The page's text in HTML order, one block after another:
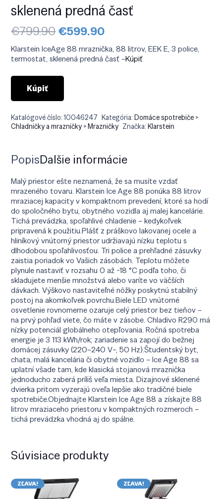
sklenená predná časť
€799.90Pôvodná
cena
bola:
€799.90.
€599.90Aktuálna
je:
€599.90.
Klarstein IceAge 88 mraznička, 88 litrov, EEK E, 3 police,
termostat, sklenená predná časť –Kúpiť
Kúpiť
Katalógové číslo:10046247 Kategória:Domáce spotrebiče >
Chladničky a mrazničky > Mrazničky Značka:Klarstein
PopisĎalšie informácie
Malý priestor ešte neznamená, že sa musíte vzdať
mrazeného tovaru. Klarstein Ice Age 88 ponúka 88 litrov
mraziacej kapacity v kompaktnom prevedení, ktoré sa hodí
do spoločného bytu, obytného vozidla aj malej kancelárie.
Tichá prevádzka, spoľahlivé chladenie – kedykoľvek
pripravená k použitiu.Plášť z práškovo lakovanej ocele a
hliníkový vnútorný priestor udržiavajú nízku teplotu s
dlhodobou spoľahlivosťou. Tri police a prehľadné zásuvky
zaistia poriadok vo Vašich zásobách. Teplotu môžete
plynule nastaviť v rozsahu 0 až −18 °C podľa toho, či
skladujete menšie množstvá alebo varíte vo väčších
dávkach. Výškovo nastaviteľné nôžky poskytnú stabilný
postoj na akomkoľvek povrchu.Biele LED vnútorné
osvetlenie rovnomerne ozaruje celý priestor bez tieňov –
na prvý pohľad viete, čo máte v zásobe. Chladivo R290 má
nízky potenciál globálneho otepľovania. Ročná spotreba
energie je 3 113 kWh/rok; zariadenie sa zapojí do bežnej
domácej zásuvky (220–240 V~, 50 Hz).Študentský byt,
chata, malá kancelária či obytné vozidlo – Ice Age 88 sa
uplatní všade tam, kde klasická stojanová mraznička
jednoducho zaberá príliš veľa miesta. Dizajnové sklenené
dvierka pritom vyzerajú oveľa lepšie ako tradičné biele
spotrebiče.Objednajte Klarstein Ice Age 88 a získajte 88
litrov mraziaceho priestoru v kompaktných rozmeroch –
tichá prevádzka vhodná aj do spálne.
Súvisiace produkty
ZĽAVA! ZĽAVA!